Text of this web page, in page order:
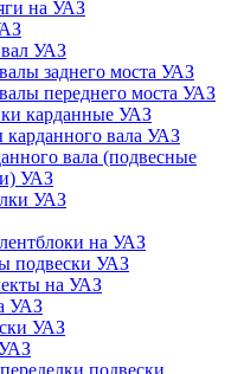
на УАЗ
УАЗ
заднего моста УАЗ
переднего моста УАЗ
карданные УАЗ
вала УАЗ
вала (подвесные
УАЗ
УАЗ
на УАЗ
подвески УАЗ
на УАЗ
УАЗ
УАЗ
подвески